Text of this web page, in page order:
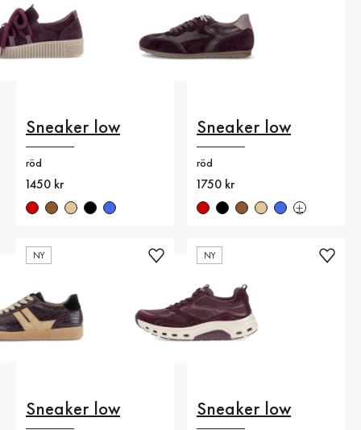
Sneaker low
röd
Nytt pris
1450 kr
Sneaker low
röd
Nytt pris
1750 kr
NY
Sneaker low
NY
Sneaker low